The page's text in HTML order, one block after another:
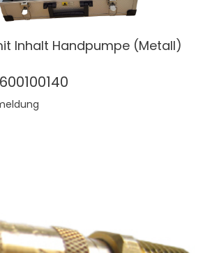
Inhalt Handpumpe (Metall)